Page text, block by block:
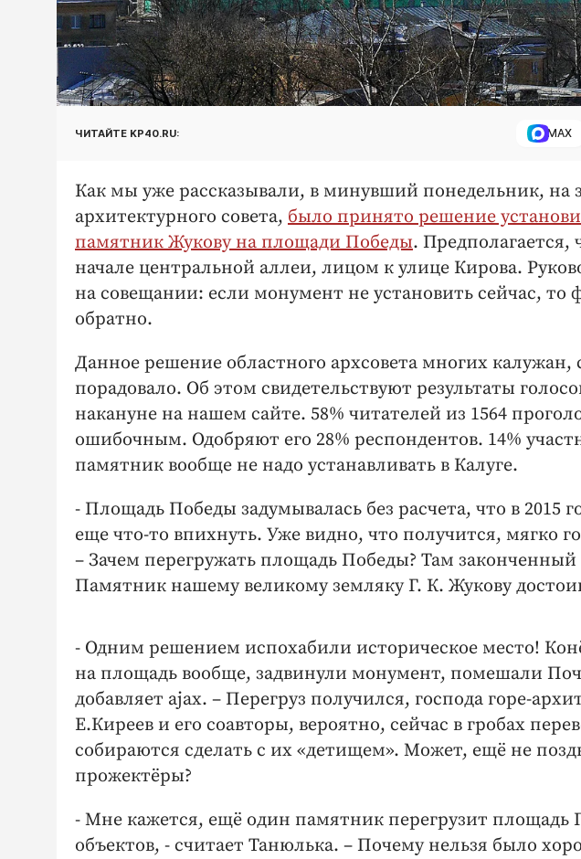
ЧИТАЙТЕ KP40.RU: MAX
Как мы уже рассказывали, в минувший понедельник, на
архитектурного совета, было принято решение
памятник Жукову на площади Победы. Предполагается,
начале центральной аллеи, лицом к улице Кирова.
на совещании: если монумент не установить сейчас, то
обратно.
Данное решение областного архсовета многих калужан,
порадовало. Об этом свидетельствуют результаты
накануне на нашем сайте. 58% читателей из 1564
ошибочным. Одобряют его 28% респондентов. 14%
памятник вообще не надо устанавливать в Калуге.
- Площадь Победы задумывалась без расчета, что в 2015
еще что-то впихнуть. Уже видно, что получится, мягко
– Зачем перегружать площадь Победы? Там законченный
Памятник нашему великому земляку Г. К. Жукову
- Одним решением испохабили историческое место!
на площадь вообще, задвинули монумент, помешали
добавляет ajax. – Перегруз получился, господа горе-
Е.Киреев и его соавторы, вероятно, сейчас в гробах
собираются сделать с их «детищем». Может, ещё не
прожектёры?
- Мне кажется, ещё один памятник перегрузит площадь
объектов, - считает Танюлька. – Почему нельзя было